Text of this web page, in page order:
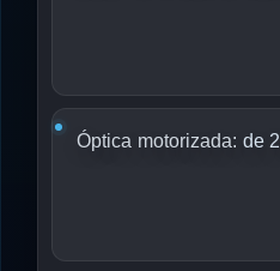
Óptica motorizada: de